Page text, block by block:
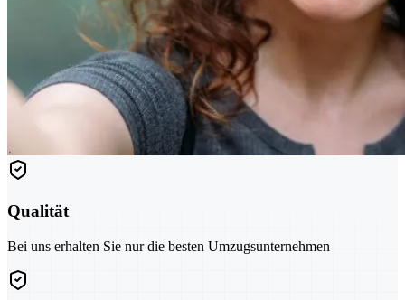
Qualität
Bei uns erhalten Sie nur die besten Umzugsunternehmen